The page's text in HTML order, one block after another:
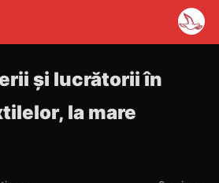
și lucrătorii în
la mare